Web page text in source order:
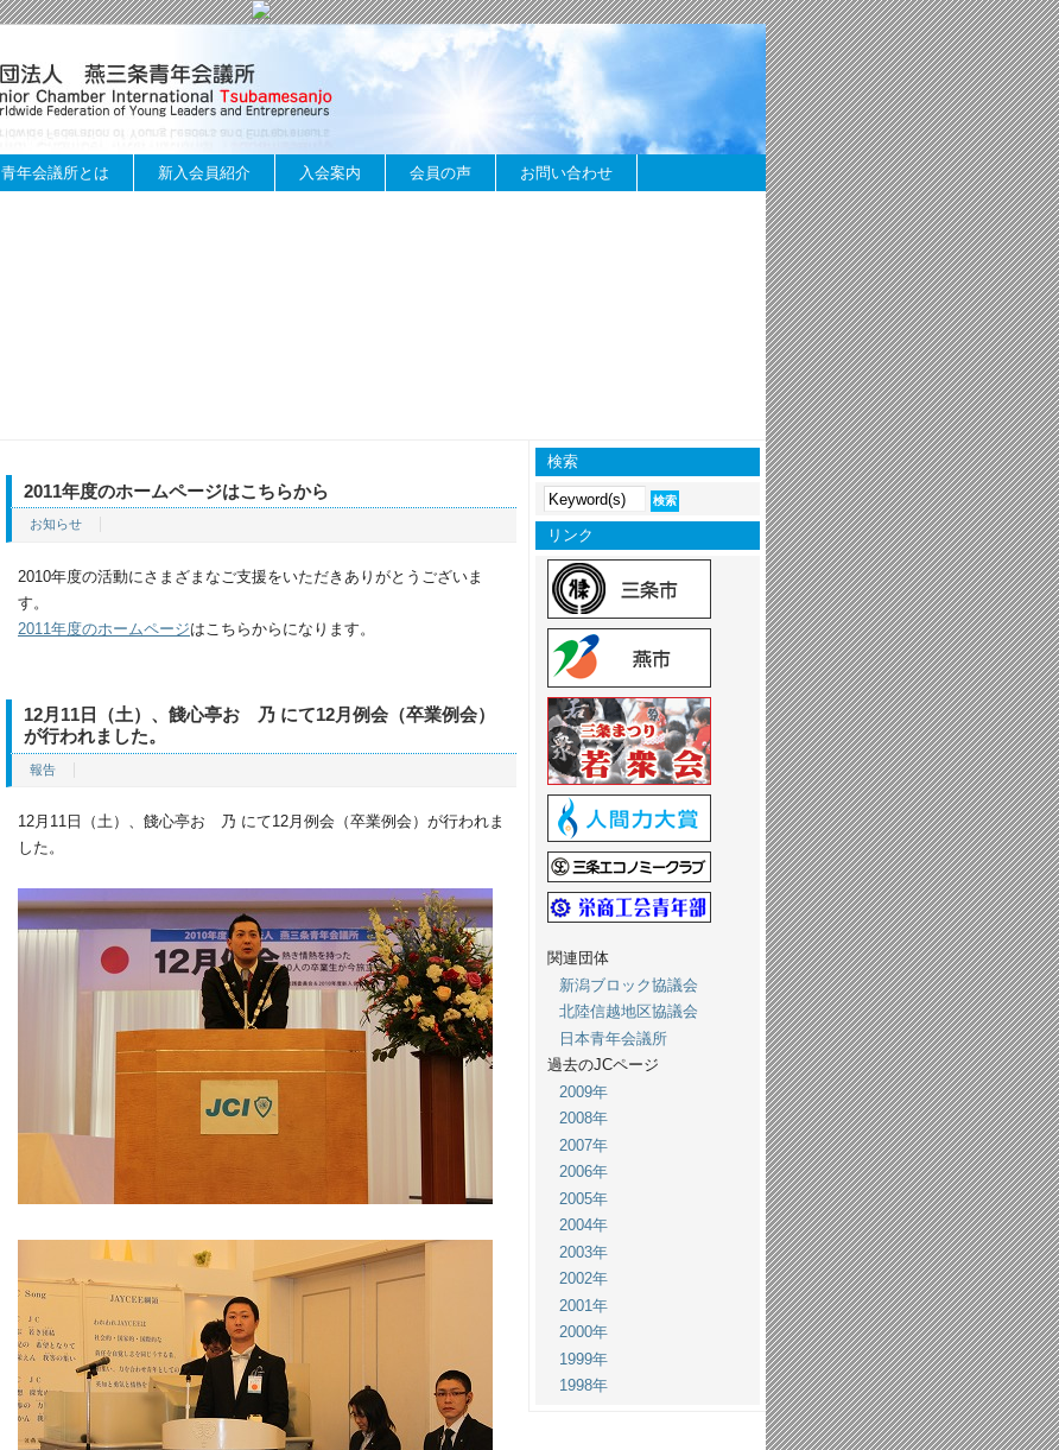
青年会議所とは 新入会員紹介 入会案内 会員の声 お問い合わせ
2011年度のホームページはこちらから
お知らせ
2010年度の活動にさまざまなご支援をいただきありがとうございま
す。
2011年度のホームページはこちらからになります。
12月11日（土）、餞心亭おゝ乃 にて12月例会（卒業例会）
が行われました。
報告
12月11日（土）、餞心亭おゝ乃 にて12月例会（卒業例会）が行われま
した。
検索
リンク
関連団体
新潟ブロック協議会
北陸信越地区協議会
日本青年会議所
過去のJCページ
2009年
2008年
2007年
2006年
2005年
2004年
2003年
2002年
2001年
2000年
1999年
1998年